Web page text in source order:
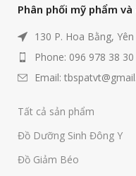
Phân phối mỹ phẩm và
130 P. Hoa Bằng,
Phone: 096 978 38 30
Email:
Tất cả sản phẩm
Đồ Dưỡng Sinh Đông Y
Đồ Giảm Béo